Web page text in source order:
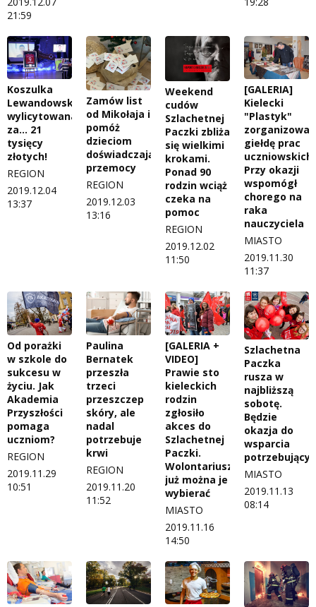
21:59
Koszulka
Lewandowskiego
wylicytowana
za… 21
tysięcy
złotych!
REGION
2019.12.04
13:37
Zamów list
od Mikołaja i
pomóż
dzieciom
doświadczającym
przemocy
REGION
2019.12.03
13:16
Weekend
cudów
Szlachetnej
Paczki zbliża
się wielkimi
krokami.
Ponad 90
rodzin wciąż
czeka na
pomoc
REGION
2019.12.02
11:50
[GALERIA]
Kielecki
"Plastyk"
zorganizował
giełdę prac
uczniowskich.
Przy okazji
wspomógł
chorego na
raka
nauczyciela
MIASTO
2019.11.30
11:37
Od porażki
w szkole do
sukcesu w
życiu. Jak
Akademia
Przyszłości
pomaga
uczniom?
REGION
2019.11.29
10:51
Paulina
Bernatek
przeszła
trzeci
przeszczep
skóry, ale
nadal
potrzebuje
krwi
REGION
2019.11.20
11:52
[GALERIA +
VIDEO]
Prawie sto
kieleckich
rodzin
zgłosiło
akces do
Szlachetnej
Paczki.
Wolontariusze:
już można je
wybierać
MIASTO
2019.11.16
14:50
Szlachetna
Paczka
rusza w
najbliższą
sobotę.
Będzie
okazja do
wsparcia
MIASTO
2019.11.13
08:14